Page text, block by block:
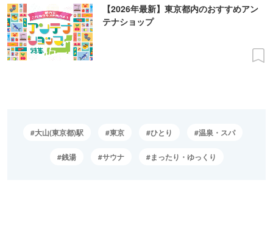
【2026年最新】東京都内のおすすめアン
テナショップ
大山(東京都)駅 東京 ひとり 温泉・スパ
銭湯 サウナ まったり・ゆっくり